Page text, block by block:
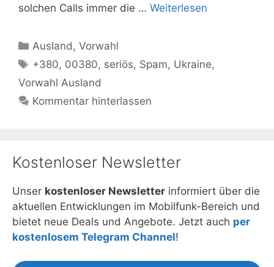
solchen Calls immer die … Weiterlesen
Kategorien
Ausland,Vorwahl
Schlagwörter
+380, 00380, seriös, Spam, Ukraine,
Vorwahl Ausland
Kommentar hinterlassen
Kostenloser Newsletter
Unser kostenloser Newsletter informiert über die
aktuellen Entwicklungen im Mobilfunk-Bereich und
bietet neue Deals und Angebote. Jetzt auch per
kostenlosem Telegram Channel!